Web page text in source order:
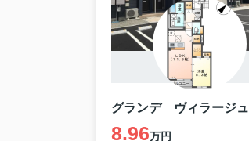
グランデ ヴィラージュ
8.96万円